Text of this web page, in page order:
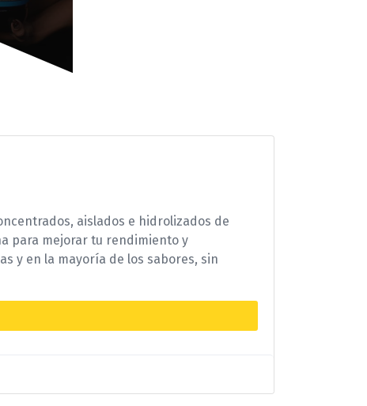
aislados e hidrolizados de
para mejorar tu rendimiento y
y en la mayoría de los sabores, sin